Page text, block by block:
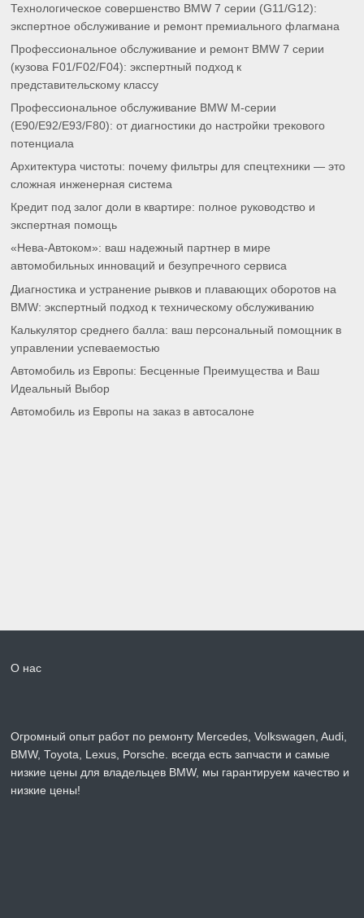
Технологическое совершенство BMW 7 серии (G11/G12):
экспертное обслуживание и ремонт премиального флагмана
Профессиональное обслуживание и ремонт BMW 7 серии
(кузова F01/F02/F04): экспертный подход к
представительскому классу
Профессиональное обслуживание BMW M-серии
(E90/E92/E93/F80): от диагностики до настройки трекового
потенциала
Архитектура чистоты: почему фильтры для спецтехники — это
сложная инженерная система
Кредит под залог доли в квартире: полное руководство и
экспертная помощь
«Нева-Автоком»: ваш надежный партнер в мире
автомобильных инноваций и безупречного сервиса
Диагностика и устранение рывков и плавающих оборотов на
BMW: экспертный подход к техническому обслуживанию
Калькулятор среднего балла: ваш персональный помощник в
управлении успеваемостью
Автомобиль из Европы: Бесценные Преимущества и Ваш
Идеальный Выбор
Автомобиль из Европы на заказ в автосалоне
О нас
Огромный опыт работ по ремонту Mercedes, Volkswagen, Audi,
BMW, Toyota, Lexus, Porsche. всегда есть запчасти и самые
низкие цены для владельцев BMW, мы гарантируем качество и
низкие цены!